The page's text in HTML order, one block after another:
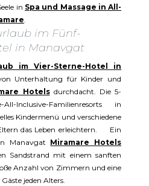
in Spa und Massage in All-
.
im Fünf-
in Manavgat
im Vier-Sterne-Hotel in
Unterhaltung für Kinder und
Hotelsdurchdacht. Die 5-
Inclusive-Familienresorts in
Kindermenü und verschiedene
das Leben erleichtern. Ein
Manavgat Miramare Hotels
Sandstrand mit einem sanften
Anzahl von Zimmern und eine
jeden Alters.